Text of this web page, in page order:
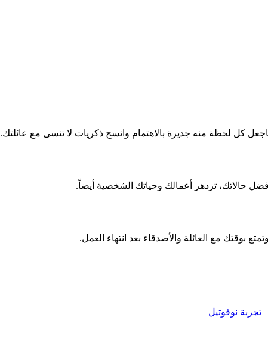
كل لحظة منه جديرة بالاهتمام وانسج ذكريات لا تنسى مع عائلتك.
حالاتك، تزدهر أعمالك وحياتك الشخصية أيضاً.
بوقتك مع العائلة والأصدقاء بعد انتهاء العمل.
تجربة نوفوتيل